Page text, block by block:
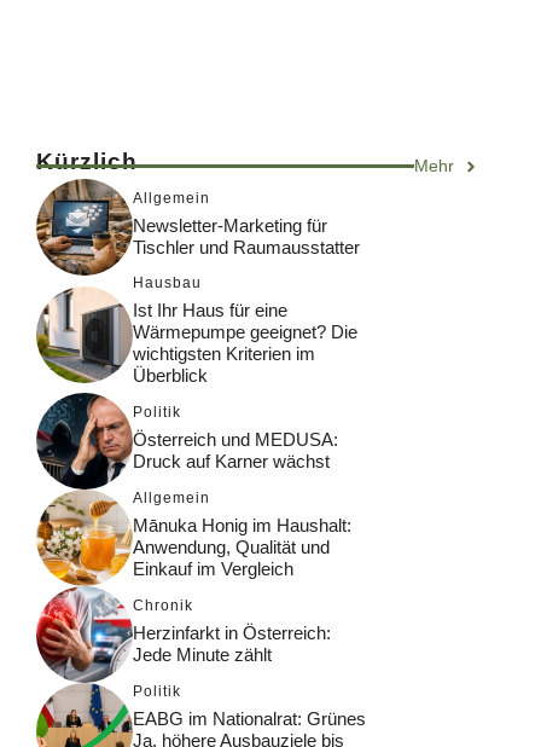
Kürzlich Mehr
Allgemein
Newsletter-Marketing für
Tischler und Raumausstatter
Hausbau
Ist Ihr Haus für eine
Wärmepumpe geeignet? Die
wichtigsten Kriterien im
Überblick
Politik
Österreich und MEDUSA:
Druck auf Karner wächst
Allgemein
Mānuka Honig im Haushalt:
Anwendung, Qualität und
Einkauf im Vergleich
Chronik
Herzinfarkt in Österreich:
Jede Minute zählt
Politik
EABG im Nationalrat: Grünes
Ja, höhere Ausbauziele bis